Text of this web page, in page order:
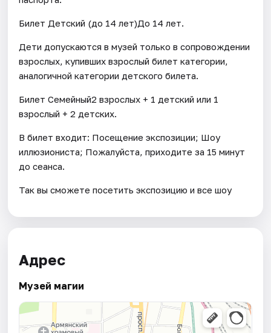
Билет Детский (до 14 лет)До 14 лет.
Дети допускаются в музей только в сопровождении
взрослых, купивших взрослый билет категории,
аналогичной категории детского билета.
Билет Семейный2 взрослых + 1 детский или 1
взрослый + 2 детских.
В билет входит: Посещение экспозиции; Шоу
иллюзиониста; Пожалуйста, приходите за 15 минут
до сеанса.
Так вы сможете посетить экспозицию и все шоу
Адрес
Музей магии